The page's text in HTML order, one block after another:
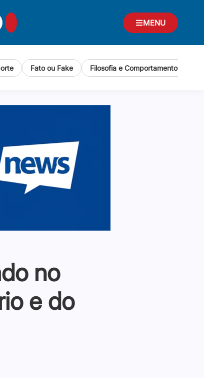
MENU
Fato ou Fake Filosofia e Comportamento
no
e do